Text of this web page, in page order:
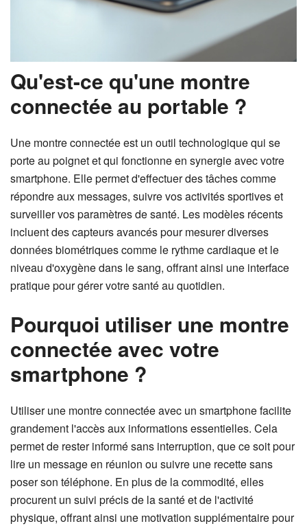
Qu'est-ce qu'une montre
connectée au portable ?
Une montre connectée est un outil technologique qui se
porte au poignet et qui fonctionne en synergie avec votre
smartphone. Elle permet d'effectuer des tâches comme
répondre aux messages, suivre vos activités sportives et
surveiller vos paramètres de santé. Les modèles récents
incluent des capteurs avancés pour mesurer diverses
données biométriques comme le rythme cardiaque et le
niveau d'oxygène dans le sang, offrant ainsi une interface
pratique pour gérer votre santé au quotidien.
Pourquoi utiliser une montre
connectée avec votre
smartphone ?
Utiliser une montre connectée avec un smartphone facilite
grandement l'accès aux informations essentielles. Cela
permet de rester informé sans interruption, que ce soit pour
lire un message en réunion ou suivre une recette sans
poser son téléphone. En plus de la commodité, elles
procurent un suivi précis de la santé et de l'activité
physique, offrant ainsi une motivation supplémentaire pour